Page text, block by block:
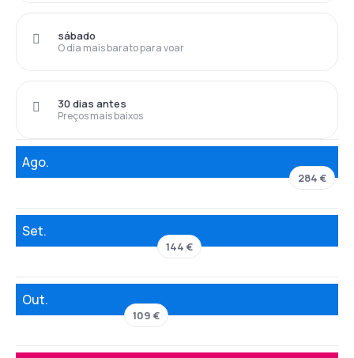
O dia mais barato para voar
sábado
Preços mais baixos
30 dias antes
Ago.
284 €
Set.
144 €
Out.
109 €